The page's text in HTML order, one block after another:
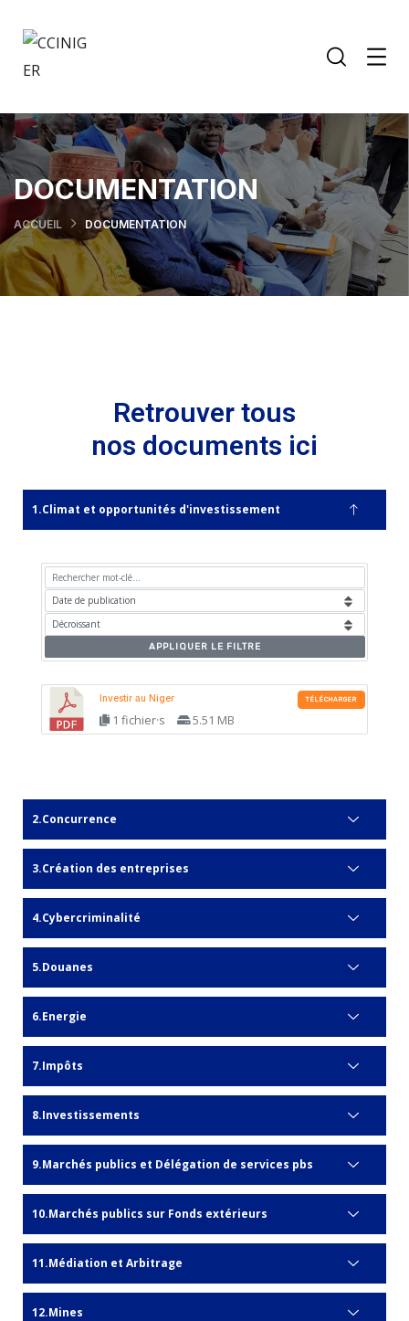
DOCUMENTATION
ACCUEIL DOCUMENTATION
Retrouver tous
nos documents ici
Climat et opportunités d'investissement
APPLIQUER LE FILTRE
Investir au Niger
1 fichier·s 5.51 MB
TÉLÉCHARGER
Concurrence
Création des entreprises
Cybercriminalité
Douanes
Energie
Impôts
Investissements
Marchés publics et Délégation de services pbs
Marchés publics sur Fonds extérieurs
Médiation et Arbitrage
Mines